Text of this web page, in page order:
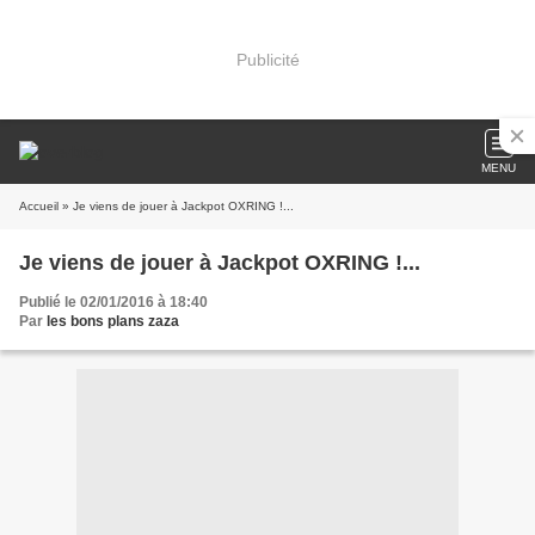
Publicité
MENU
Accueil » Je viens de jouer à Jackpot OXRING !...
Je viens de jouer à Jackpot OXRING !...
Publié le 02/01/2016 à 18:40
Par les bons plans zaza